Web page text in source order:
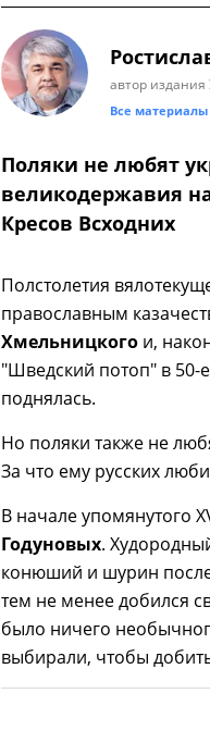
автор издания
Все материалы
Поляки не любят
великодержавия
Кресов Всходних
Полстолетия
православным
Хмельницкого и,
"Шведский потоп" в 50-
поднялась.
Но поляки также не
За что ему русских
В начале упомянутого
Годуновых.
конюший и шурин
тем не менее добился
было ничего
выбирали, чтобы